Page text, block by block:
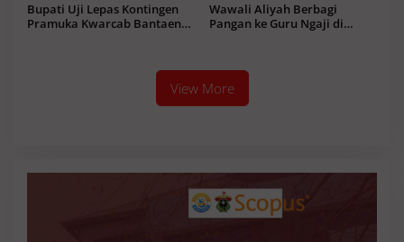
Bupati Uji Lepas Kontingen
Pramuka Kwarcab Bantaeng
Wawali Aliyah Berbagi
Pangan ke Guru Ngaji di
View More